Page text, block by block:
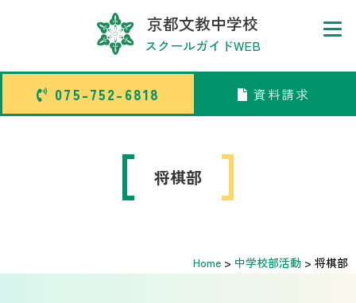
075-752-6818 資料請求
京都文教中学校
スクールガイドWEB
075-752-6818 資料請求
将棋部
shogi
Home > 中学校部活動 > 将棋部